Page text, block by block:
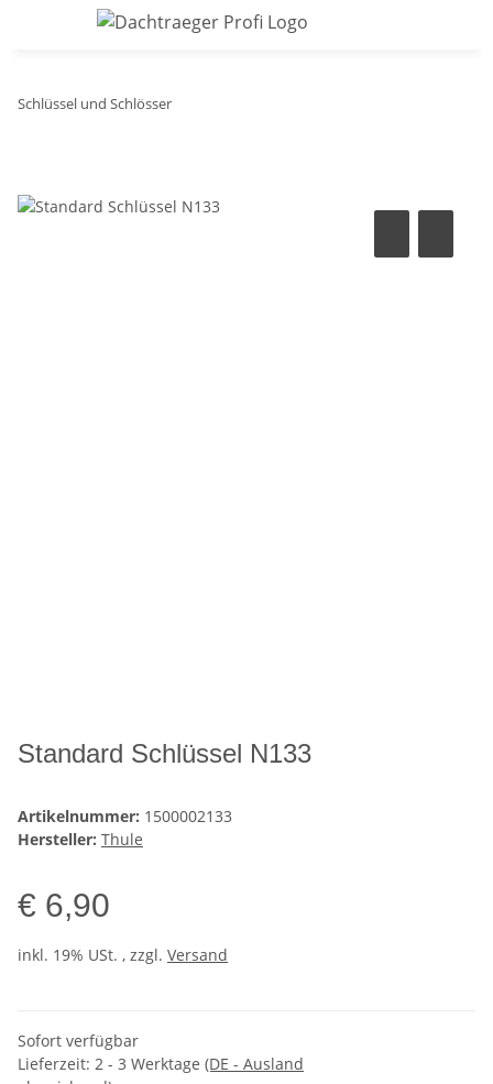
Schlüssel und Schlösser
Standard Schlüssel N133
Artikelnummer: 1500002133
Hersteller: Thule
€ 6,90
inkl. 19% USt. , zzgl. Versand
Sofort verfügbar
Lieferzeit: 2 - 3 Werktage (DE - Ausland